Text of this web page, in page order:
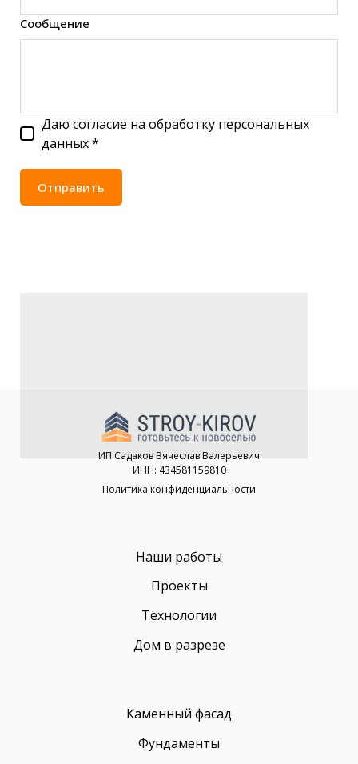
Сообщение
Даю согласие на обработку персональных
данных *
Отправить
ИП Садаков Вячеслав Валерьевич
ИНН: 434581159810
Политика конфиденциальности
Наши работы
Проекты
Технологии
Дом в разрезе
Каменный фасад
Фундаменты